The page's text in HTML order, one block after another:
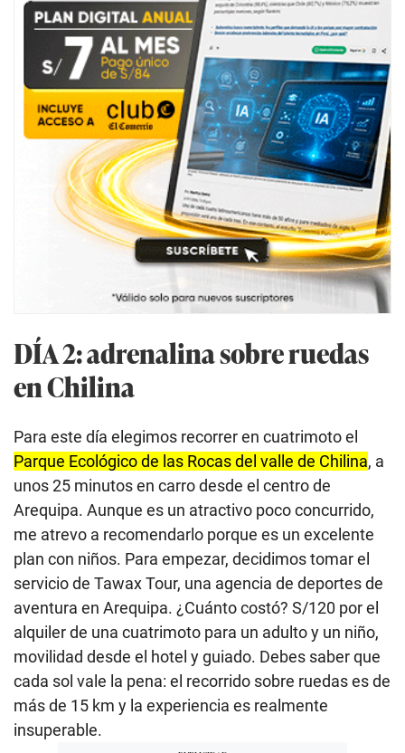
DÍA 2: adrenalina sobre ruedas
en Chilina
Para este día elegimos recorrer en cuatrimoto el
Parque Ecológico de las Rocas del valle de Chilina, a
unos 25 minutos en carro desde el centro de
Arequipa. Aunque es un atractivo poco concurrido,
me atrevo a recomendarlo porque es un excelente
plan con niños. Para empezar, decidimos tomar el
servicio de Tawax Tour, una agencia de deportes de
aventura en Arequipa. ¿Cuánto costó? S/120 por el
alquiler de una cuatrimoto para un adulto y un niño,
movilidad desde el hotel y guiado. Debes saber que
cada sol vale la pena: el recorrido sobre ruedas es de
más de 15 km y la experiencia es realmente
insuperable.